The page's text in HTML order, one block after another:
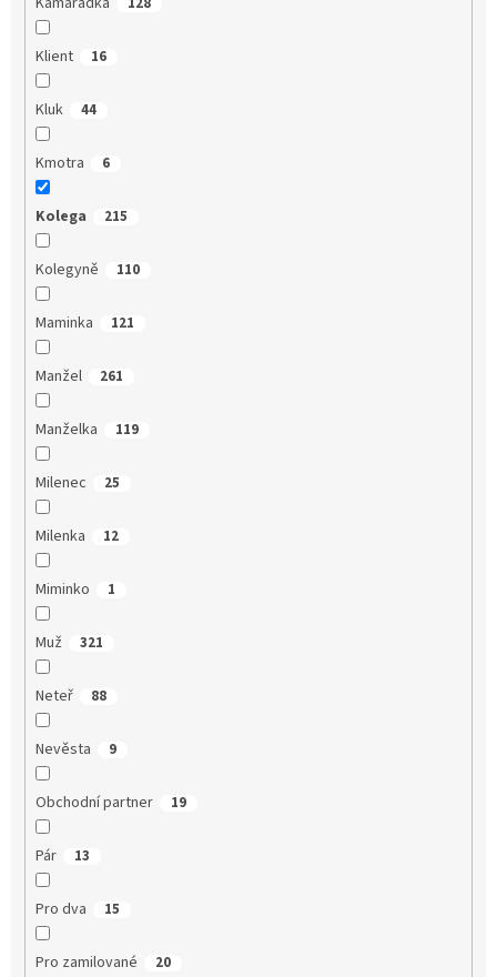
Klient 16
Kluk 44
Kmotra 6
Kolega 215
Kolegyně 110
Maminka 121
Manžel 261
Manželka 119
Milenec 25
Milenka 12
Miminko 1
Muž 321
Neteř 88
Nevěsta 9
Obchodní partner 19
Pár 13
Pro dva 15
Pro zamilované 20